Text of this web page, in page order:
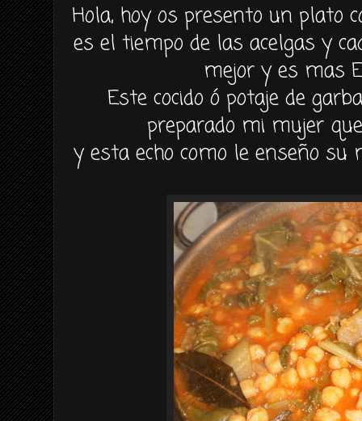
Hola, hoy os presento un plato
es el tiempo de las acelgas y
mejor y es mas
Este cocido ó potaje de
preparado mi mujer
y esta echo como le enseño su